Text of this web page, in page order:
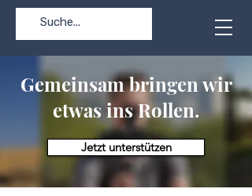
Gemeinsam bringen wir
etwas ins Rollen.
Jetzt unterstützen